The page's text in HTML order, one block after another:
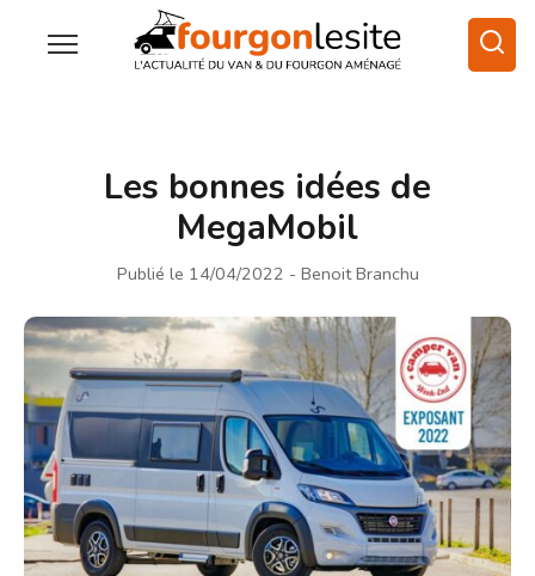
Les bonnes idées de
MegaMobil
Publié le 14/04/2022 - Benoit Branchu